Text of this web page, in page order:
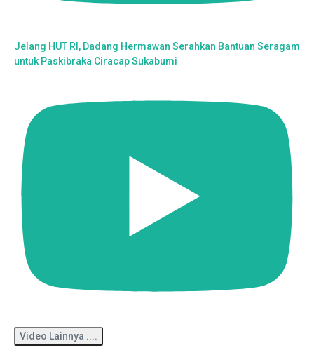
Jelang HUT RI, Dadang Hermawan Serahkan Bantuan Seragam
untuk Paskibraka Ciracap Sukabumi
Video Lainnya ....